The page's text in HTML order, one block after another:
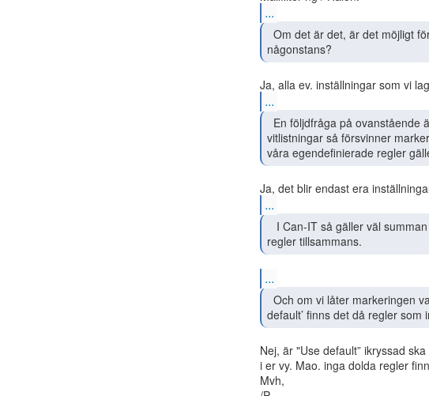
...
någonstans?
...
vitlistningar så försvinner
våra egendefinierade regler
...
regler tillsammans.
...
default’ finns det då regler
Nej, är "Use default” ikryssad
i er vy. Mao. inga dolda regler
Mvh,